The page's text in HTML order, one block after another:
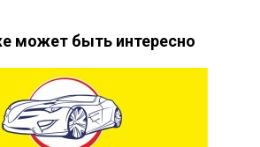
может быть интересно